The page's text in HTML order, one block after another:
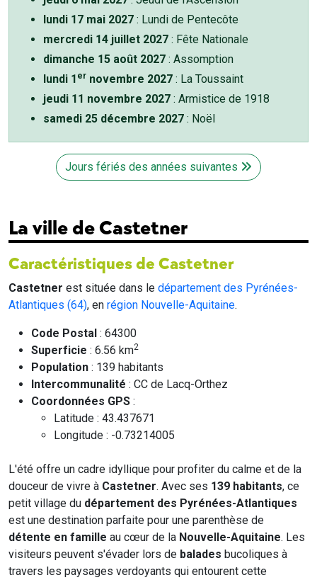
lundi 17 mai 2027 : Lundi de Pentecôte
mercredi 14 juillet 2027 : Fête Nationale
dimanche 15 août 2027 : Assomption
lundi 1 er novembre 2027 : La Toussaint
jeudi 11 novembre 2027 : Armistice de 1918
samedi 25 décembre 2027 : Noël
Jours fériés des années suivantes
La ville de Castetner
Caractéristiques de Castetner
Castetner est située dans le département des Pyrénées-
Atlantiques (64), en région Nouvelle-Aquitaine.
Code Postal : 64300
Superficie : 6.56 km2
Population : 139 habitants
Intercommunalité : CC de Lacq-Orthez
Coordonnées GPS :
Latitude : 43.437671
Longitude : -0.73214005
L'été offre un cadre idyllique pour profiter du calme et de la
douceur de vivre à Castetner. Avec ses 139 habitants, ce
petit village du département des Pyrénées-Atlantiques
est une destination parfaite pour une parenthèse de
détente en famille au cœur de la Nouvelle-Aquitaine. Les
visiteurs peuvent s'évader lors de balades bucoliques à
travers les paysages verdoyants qui entourent cette